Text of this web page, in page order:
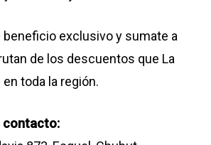
exclusivo y sumate a
de los descuentos que La
toda la región.
contacto: